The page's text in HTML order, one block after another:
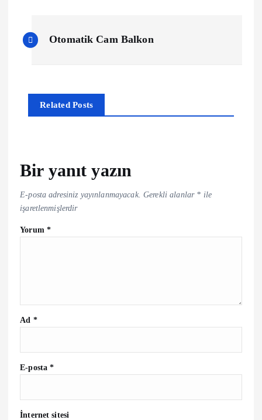
Y
e
z
i
e
i
Otomatik Cam Balkon
Related Posts
Bir yanıt yazın
E-posta adresiniz yayınlanmayacak. Gerekli alanlar * ile
işaretlenmişlerdir
Yorum *
Ad *
E-posta*
İnternet sitesi